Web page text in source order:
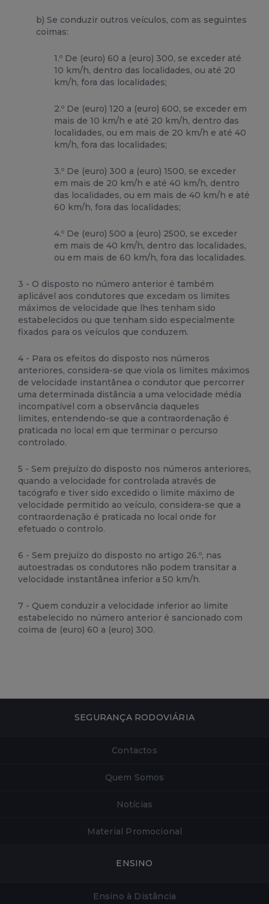
b) Se conduzir outros veículos, com as seguintes
coimas:
1.º De (euro) 60 a (euro) 300, se exceder até
10 km/h, dentro das localidades, ou até 20
km/h, fora das localidades;
2.º De (euro) 120 a (euro) 600, se exceder em
mais de 10 km/h e até 20 km/h, dentro das
localidades, ou em mais de 20 km/h e até 40
km/h, fora das localidades;
3.º De (euro) 300 a (euro) 1500, se exceder
em mais de 20 km/h e até 40 km/h, dentro
das localidades, ou em mais de 40 km/h e até
60 km/h, fora das localidades;
4.º De (euro) 500 a (euro) 2500, se exceder
em mais de 40 km/h, dentro das localidades,
ou em mais de 60 km/h, fora das localidades.
3 - O disposto no número anterior é também
aplicável aos condutores que excedam os limites
máximos de velocidade que lhes tenham sido
estabelecidos ou que tenham sido especialmente
fixados para os veículos que conduzem.
4 - Para os efeitos do disposto nos números
anteriores, considera-se que viola os limites máximos
de velocidade instantânea o condutor que percorrer
uma determinada distância a uma velocidade média
incompatível com a observância daqueles
limites, entendendo-se que a contraordenação é
praticada no local em que terminar o percurso
controlado.
5 - Sem prejuízo do disposto nos números anteriores,
quando a velocidade for controlada através de
tacógrafo e tiver sido excedido o limite máximo de
velocidade permitido ao veículo, considera-se que a
contraordenação é praticada no local onde for
efetuado o controlo.
6 - Sem prejuízo do disposto no artigo 26.º, nas
autoestradas os condutores não podem transitar a
velocidade instantânea inferior a 50 km/h.
7 - Quem conduzir a velocidade inferior ao limite
estabelecido no número anterior é sancionado com
coima de (euro) 60 a (euro) 300.
SEGURANÇA RODOVIÁRIA
Contactos
Quem Somos
Notícias
Material Promocional
ENSINO
Ensino à Distância